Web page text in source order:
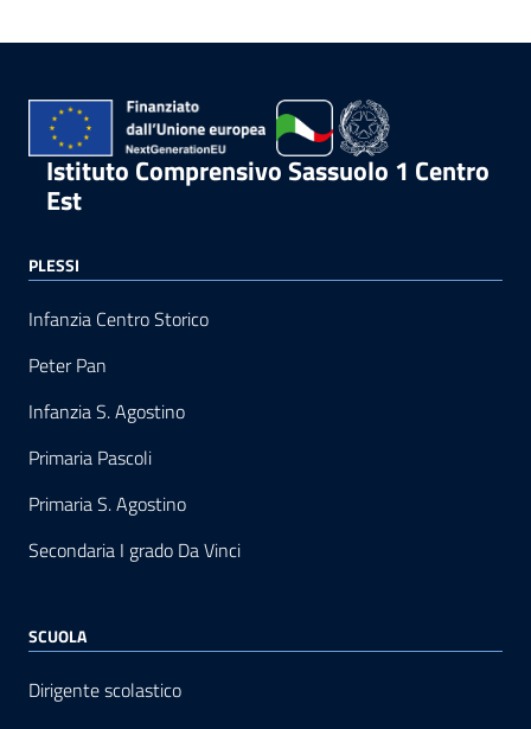
Istituto Comprensivo Sassuolo 1 Centro
Est
PLESSI
Infanzia Centro Storico
Peter Pan
Infanzia S. Agostino
Primaria Pascoli
Primaria S. Agostino
Secondaria I grado Da Vinci
SCUOLA
Dirigente scolastico